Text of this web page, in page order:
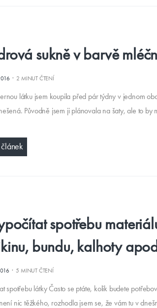
sukně v barvě
· 2 MINUT ČTENÍ
látku jsem koupila před pár týdny v jednom
Původně jsem ji plánovala na šaty, ale to by
spotřebu
bundu, kalhoty
·5 MINUT ČTENÍ
spotřebu látky Často se ptáte, kolik budete
nic těžkého, rozhodla jsem se, že vám tu v